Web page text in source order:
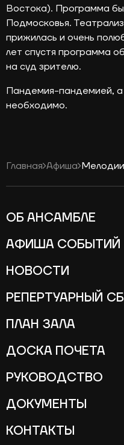
Востока). Программа
Подмосковья.
прижилась и очень
лет спустя программа
на суд зрителю.
Пандемия-пандемией, а
необходимо.
Главная Афиша
ОБ АНСАМБЛЕ
АФИША СОБЫТИЙ
НОВОСТИ
РЕПЕРТУАРНЫЙ
ПЛАН ЗАЛА
ДОСКА ПОЧЕТА
РУКОВОДСТВО
ДОКУМЕНТЫ
КОНТАКТЫ